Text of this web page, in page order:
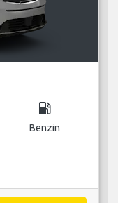
local_gas_station
Benzin